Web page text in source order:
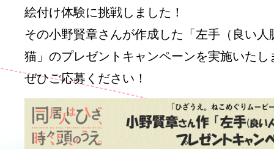
絵付け体験に挑戦しました！
その小野賢章さんが作成した「左手（良い人
猫」のプレゼントキャンペーンを実施いたし
ぜひご応募ください！